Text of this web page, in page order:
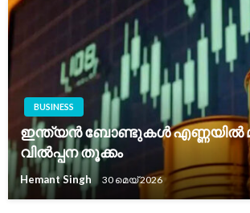
BUSINESS
ഇന്ത്യൻ ബോണ്ടുകൾ എണ്ണയിൽ
വിൽപ്പന തൂക്കം
Hemant Singh 30 മെയ്‌ 2026